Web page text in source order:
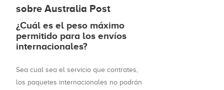
sobre Australia Post
¿Cuál es el peso máximo
permitido para los envíos
internacionales?
Sea cual sea el servicio que contrates,
los paquetes internacionales no podrán